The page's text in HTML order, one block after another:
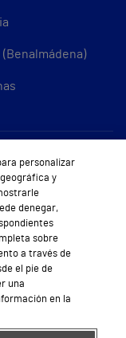
el trabajo
personalizar
y
denegar,
sobre
a través de
el pie de
una
en la